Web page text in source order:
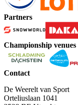
Partners
Championship venues
Contact
De Weerelt van Sport
Orteliuslaan 1041